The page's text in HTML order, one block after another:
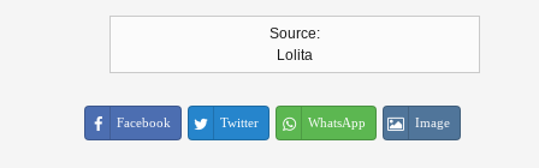
Source:
Lolita
Facebook Twitter WhatsApp Image